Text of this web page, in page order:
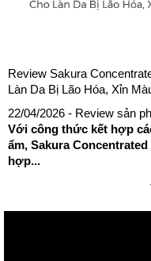
Review Sakura
Làn Da Bị Lão Hóa, Xỉn
22/04/2026 - Review sản
Với công thức kết hợp
ẩm, Sakura
hợp...